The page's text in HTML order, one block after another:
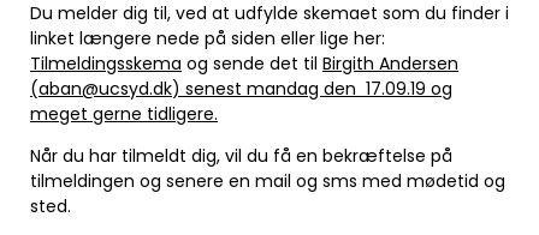
Du melder dig til, ved at udfylde skemaet som du finder i
linket længere nede på siden eller lige her:
Tilmeldingsskema og sende det til Birgith Andersen
(aban@ucsyd.dk) senest mandag den 17.09.19 og
meget gerne tidligere.
Når du har tilmeldt dig, vil du få en bekræftelse på
tilmeldingen og senere en mail og sms med mødetid og
sted.